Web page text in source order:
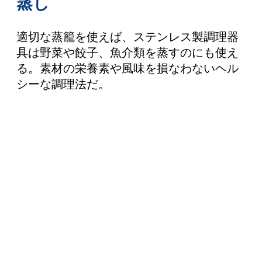
適切な蒸籠を使えば、ステンレス製調理器
具は野菜や餃子、魚介類を蒸すのにも使え
る。素材の栄養素や風味を損なわないヘル
シーな調理法だ。